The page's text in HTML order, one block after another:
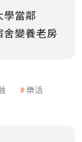
學當鄰
舍變養老房
樂活